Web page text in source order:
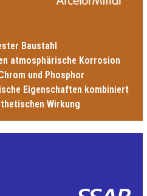
Baustahl
atmosphärische Korrosion
und Phosphor
Eigenschaften kombiniert
Wirkung